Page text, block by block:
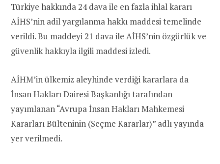
Türkiye hakkında 24 dava ile en fazla ihlal kararı
AİHS’nin adil yargılanma hakkı maddesi temelinde
verildi. Bu maddeyi 21 dava ile AİHS’nin özgürlük ve
güvenlik hakkıyla ilgili maddesi izledi.
AİHM’in ülkemiz aleyhinde verdiği kararlara da
İnsan Hakları Dairesi Başkanlığı tarafından
yayımlanan “Avrupa İnsan Hakları Mahkemesi
Kararları Bülteninin (Seçme Kararlar)” adlı yayında
yer verilmedi.